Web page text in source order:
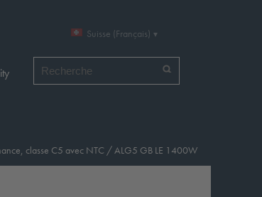
Suisse (Français)
classe C5 avec NTC /ALG5 GB LE 1400W